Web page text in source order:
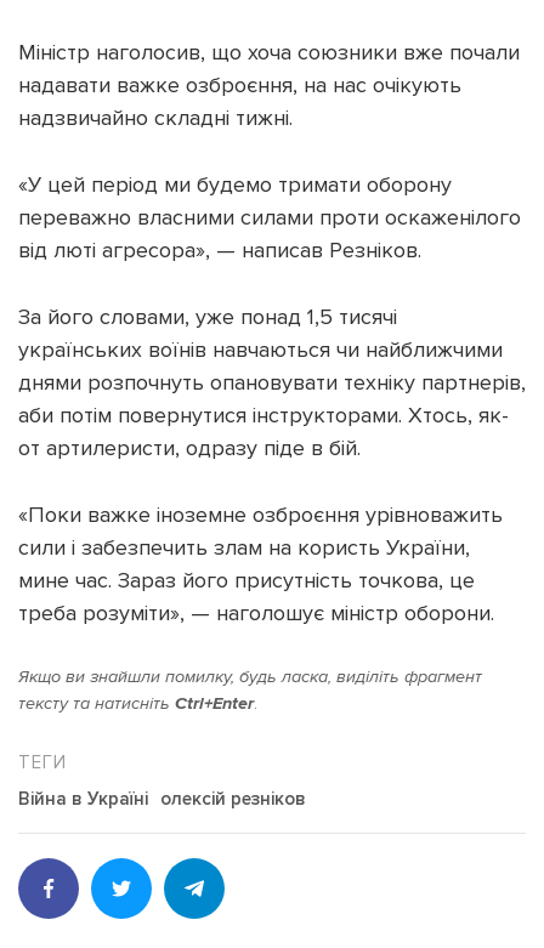
Міністр наголосив, що хоча союзники вже почали
надавати важке озброєння, на нас очікують
надзвичайно складні тижні.
«У цей період ми будемо тримати оборону
переважно власними силами проти оскаженілого
від люті агресора», — написав Резніков.
За його словами, уже понад 1,5 тисячі
українських воїнів навчаються чи найближчими
днями розпочнуть опановувати техніку партнерів,
аби потім повернутися інструкторами. Хтось, як-
от артилеристи, одразу піде в бій.
«Поки важке іноземне озброєння урівноважить
сили і забезпечить злам на користь України,
мине час. Зараз його присутність точкова, це
треба розуміти», — наголошує міністр оборони.
Якщо ви знайшли помилку, будь ласка, виділіть фрагмент
тексту та натисніть Ctrl+Enter.
Війна в Україні олексій резніков